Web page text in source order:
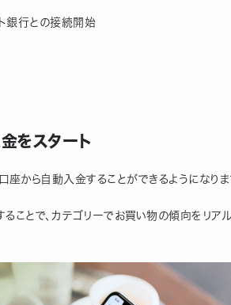
銀行との接続開始
をスタート
ら自動入金することができるようになりま
ことで、カテゴリーでお買い物の傾向をリア